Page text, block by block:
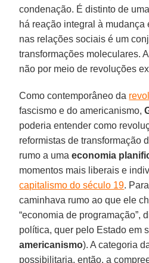
condenação. É distinto de
há reação integral à mudança
nas relações sociais é um
transformações moleculares.
não por meio de revoluções
Como contemporâneo da
fascismo e do americanismo,
poderia entender como
reformistas de transformação
rumo a umaeconomia
momentos mais liberais e
capitalismo do século 19.
caminhava rumo ao que ele
“economia de programação”,
política, quer pelo Estado em
americanismo). A categoria
possibilitaria, então, a